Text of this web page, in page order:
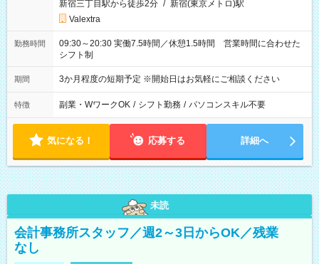
新宿三丁目駅から徒歩2分 / 新宿(東京メトロ)駅
Valextra
勤務時間
09:30～20:30 実働7.5時間／休憩1.5時間 営業時間に合わせた
シフト制
期間 3か月程度の短期予定 ※開始日はお気軽にご相談ください
特徴 副業・WワークOK / シフト勤務 / パソコンスキル不要
気になる！ 応募する 詳細へ
未読
会計事務所スタッフ／週2～3日からOK／残業
なし